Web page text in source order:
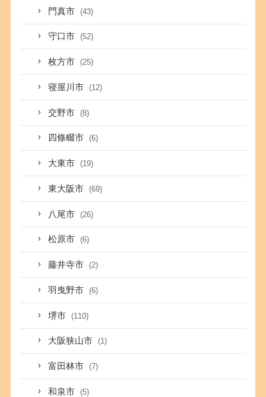
門真市 (43)
守口市 (52)
枚方市 (25)
寝屋川市 (12)
交野市 (8)
四條畷市 (6)
大東市 (19)
東大阪市 (69)
八尾市 (26)
松原市 (6)
藤井寺市 (2)
羽曳野市 (6)
堺市 (110)
大阪狭山市 (1)
富田林市 (7)
和泉市 (5)